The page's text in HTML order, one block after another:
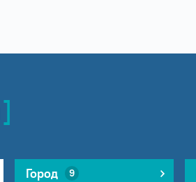
Город 9